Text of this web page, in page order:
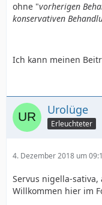
ohne "vorherigen
konservativen
Ich kann meinen
Urolüge
Erleuchteter
4. Dezember 2018 um
Servus nigella-
Willkommen hier im